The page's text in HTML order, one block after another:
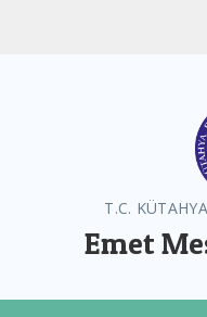
T.C.
Emet